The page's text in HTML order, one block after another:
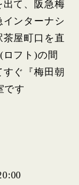
出て、阪急梅
インターナシ
屋町口を直
フト)の間
すぐ『梅田朝
です